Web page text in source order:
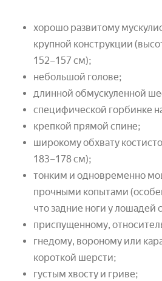
хорошо развитому
крупной конструкции
152–157 см);
небольшой голове;
длинной обмускуленной
специфической горбинке
крепкой прямой спине;
широкому обхвату
183–178 см);
тонким и одновременно
прочными копытами
что задние ноги у
приспущенному,
гнедому, вороному или
короткой шерсти;
густым хвосту и гриве;